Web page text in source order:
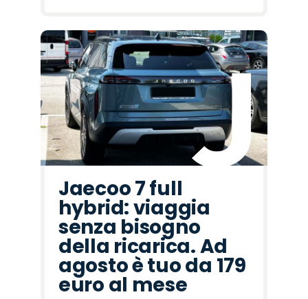
Jaecoo 7 full
hybrid: viaggia
senza bisogno
della ricarica. Ad
agosto è tuo da 179
euro al mese